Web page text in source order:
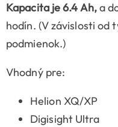
Kapacita je 6.4 Ah,a
hodín. (V závislosti od
podmienok.)
Vhodný pre:
Helion XQ/XP
Digisight Ultra